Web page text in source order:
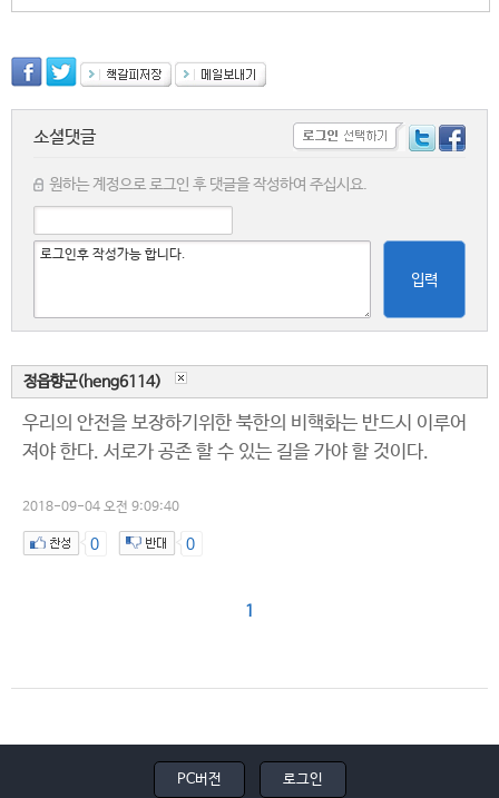
소셜댓글
원하는 계정으로 로그인 후 댓글을 작성하여 주십시요.
입력
정읍향군(heng6114)
우리의 안전을 보장하기위한 북한의 비핵화는 반드시 이루어
져야 한다. 서로가 공존 할 수 있는 길을 가야 할 것이다.
2018-09-04 오전 9:09:40
0 0
1
PC버전 로그인